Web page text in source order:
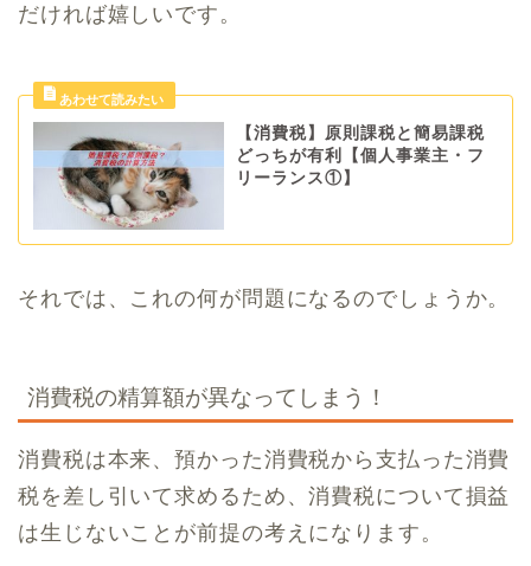
だければ嬉しいです。
【消費税】原則課税と簡易課税
どっちが有利【個人事業主・フ
リーランス①】
それでは、これの何が問題になるのでしょうか。
消費税の精算額が異なってしまう！
消費税は本来、預かった消費税から支払った消費
税を差し引いて求めるため、消費税について損益
は生じないことが前提の考えになります。